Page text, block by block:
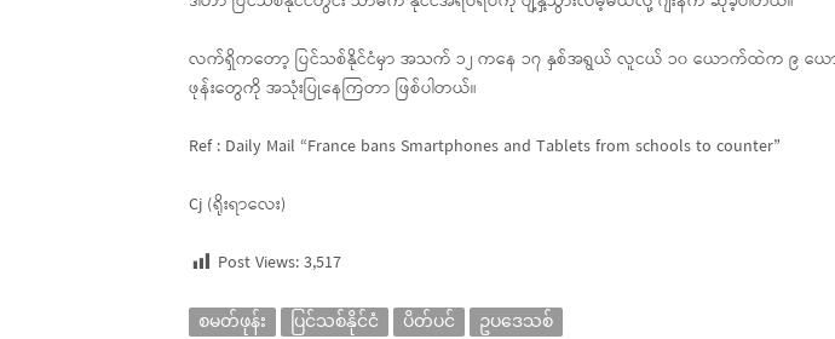
လက်ရှိကတော့ ပြင်သစ်နိုင်ငံမှာ အသက် ၁၂ ကနေ ၁၇ နှစ်အရွယ် လူငယ် ၁၀ ယောက်ထဲက ၉
ဖုန်းတွေကို အသုံးပြုနေကြတာ ဖြစ်ပါတယ်။
Ref : Daily Mail “France bans Smartphones and Tablets from schools to counter”
Cj (ရိုးရာလေး)
Post Views:3,517
စမတ်ဖုန်း ပြင်သစ်နိုင်ငံ ပိတ်ပင် ဥပဒေသစ်